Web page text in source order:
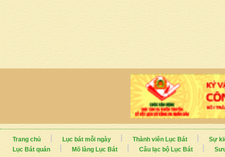
Trang chủ Lục bát mỗi ngày Thành viên Lục Bát
Sự
Lục Bát quán
Mõ làng Lục Bát Câu lạc bộ Lục Bát